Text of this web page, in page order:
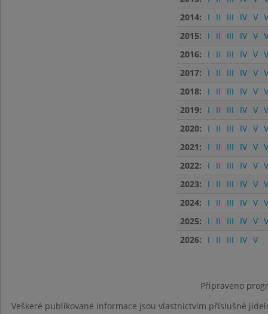
2014:
I II III IV V
2015:
I II III IV V
2016:
I II III IV V
2017:
I II III IV V
2018:
I II III IV V
2019:
I II III IV V
2020:
I II III IV V
2021:
I II III IV V
2022:
I II III IV V
2023:
I II III IV V
2024:
I II III IV V
2025:
I II III IV V
2026:
I II III IV V
Připraveno
Veškeré publikované informace jsou vlastnictvím příslušné